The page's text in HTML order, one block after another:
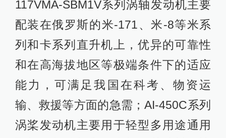
117VMA-SBM1V系列涡轴发动机主要
配装在俄罗斯的米-171、米-8等米系
列和卡系列直升机上，优异的可靠性
和在高海拔地区等极端条件下的适应
能力，可满足我国在科考、物资运
输、救援等方面的急需；AI-450C系列
涡桨发动机主要用于轻型多用途通用